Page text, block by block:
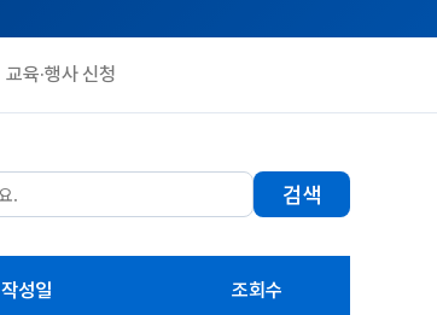
교육·행사 신청
검색
작성일 조회수